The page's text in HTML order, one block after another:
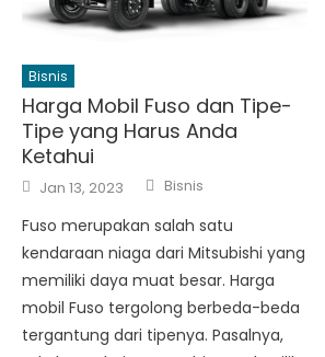
Bisnis
Harga Mobil Fuso dan Tipe-
Tipe yang Harus Anda
Ketahui
Posted
on
Jan 13, 2023 Author
Bisnis
Fuso merupakan salah satu
kendaraan niaga dari Mitsubishi yang
memiliki daya muat besar. Harga
mobil Fuso tergolong berbeda-beda
tergantung dari tipenya. Pasalnya,